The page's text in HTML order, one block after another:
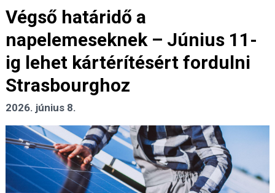
Végső határidő a
napelemeseknek – Június 11-
ig lehet kártérítésért fordulni
Strasbourghoz
2026. június 8.